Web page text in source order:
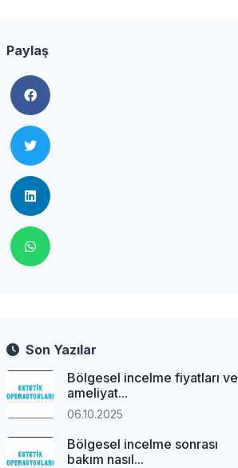
Paylaş
Son Yazılar
Bölgesel incelme fiyatları ve
ameliyat...
06.10.2025
Bölgesel incelme sonrası
bakım nasıl...